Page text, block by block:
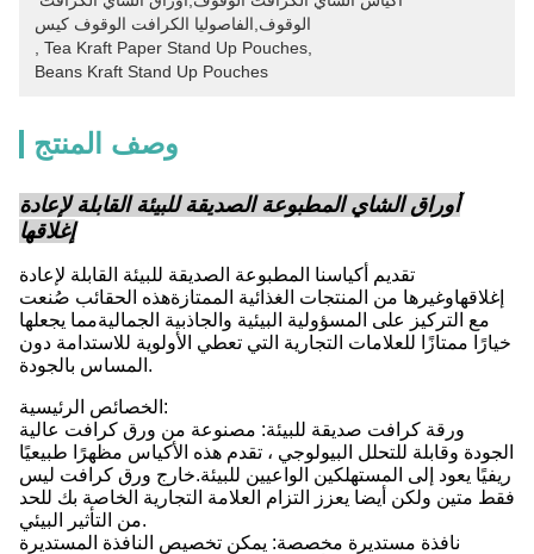
الوقوف,الفاصوليا الكرافت الوقوف كيس
Tea Kraft Paper Stand Up Pouches
Beans Kraft Stand Up Pouches
وصف المنتج
أوراق الشاي المطبوعة الصديقة للبيئة القابلة لإعادة
إغلاقها
تقديم أكياسنا المطبوعة الصديقة للبيئة القابلة لإعادة
إغلاقهاوغيرها من المنتجات الغذائية الممتازةهذه الحقائب صُنعت
مع التركيز على المسؤولية البيئية والجاذبية الجماليةمما يجعلها
خيارًا ممتازًا للعلامات التجارية التي تعطي الأولوية للاستدامة دون
المساس بالجودة.
الخصائص الرئيسية:
ورقة كرافت صديقة للبيئة: مصنوعة من ورق كرافت عالية
الجودة وقابلة للتحلل البيولوجي ، تقدم هذه الأكياس مظهرًا طبيعيًا
ريفيًا يعود إلى المستهلكين الواعيين للبيئة.خارج ورق كرافت ليس
فقط متين ولكن أيضا يعزز التزام العلامة التجارية الخاصة بك للحد
من التأثير البيئي.
نافذة مستديرة مخصصة: يمكن تخصيص النافذة المستديرة